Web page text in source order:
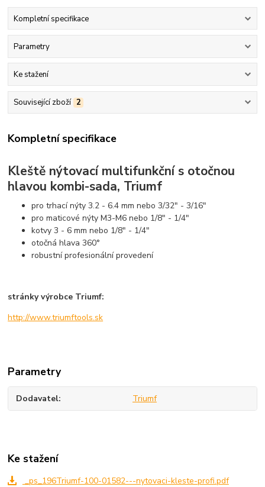
Kompletní specifikace
Parametry
Ke stažení
Související zboží 2
Kompletní specifikace
Kleště nýtovací multifunkční s otočnou
hlavou kombi-sada, Triumf
pro trhací nýty 3.2 - 6.4 mm nebo 3/32" - 3/16"
pro maticové nýty M3-M6 nebo 1/8" - 1/4"
kotvy 3 - 6 mm nebo 1/8" - 1/4"
otočná hlava 360°
robustní profesionální provedení
stránky výrobce Triumf:
http://www.triumftools.sk
Parametry
Dodavatel Triumf
Ke stažení
_ps_196Triumf-100-01582---nytovaci-kleste-profi.pdf